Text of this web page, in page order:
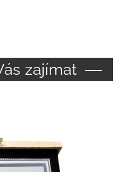
zajímat